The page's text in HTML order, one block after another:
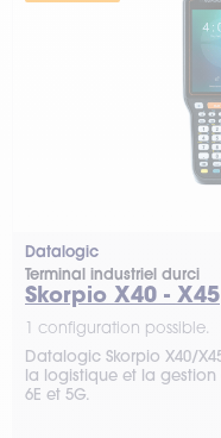
Datalogic
Terminal industriel durci
Skorpio X40 - X45
1 configuration possible.
Datalogic Skorpio X40/
la logistique et la gestion
6E et 5G.